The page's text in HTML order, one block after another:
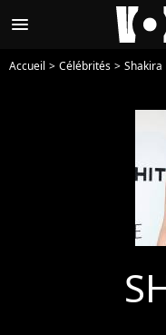
menu
Accueil Célébrités Shakira